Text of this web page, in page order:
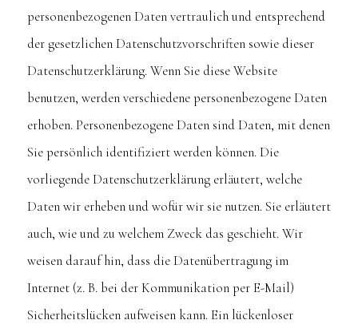
personenbezogenen Daten vertraulich und entsprechend
der gesetzlichen Datenschutzvorschriften sowie dieser
Datenschutzerklärung. Wenn Sie diese Website
benutzen, werden verschiedene personenbezogene Daten
erhoben. Personenbezogene Daten sind Daten, mit denen
Sie persönlich identifiziert werden können. Die
vorliegende Datenschutzerklärung erläutert, welche
Daten wir erheben und wofür wir sie nutzen. Sie erläutert
auch, wie und zu welchem Zweck das geschieht. Wir
weisen darauf hin, dass die Datenübertragung im
Internet (z. B. bei der Kommunikation per E-Mail)
Sicherheitslücken aufweisen kann. Ein lückenloser